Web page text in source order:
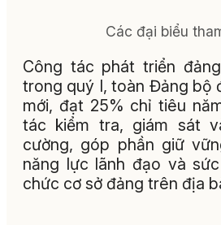
Các đại biểu
Công tác phát triển
trong quý I, toàn Đảng bộ
mới, đạt 25% chỉ tiêu
tác kiểm tra, giám sát
cường, góp phần giữ
năng lực lãnh đạo và
chức cơ sở đảng trên địa